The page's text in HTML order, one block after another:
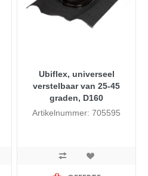
Ubiflex, universeel
verstelbaar van 25-45
graden, D160
Artikelnummer: 705595